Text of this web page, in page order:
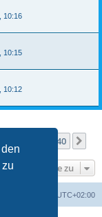
10:16
10:15
10:12
40
Gehe zu
UTC+02:00